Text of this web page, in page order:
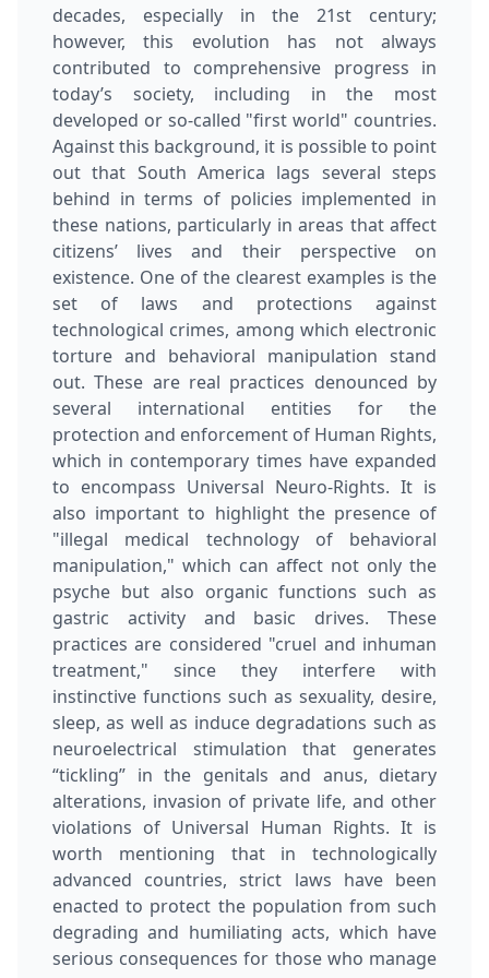
decades, especially in the 21st century;
however, this evolution has not always
contributed to comprehensive progress in
today’s society, including in the most
developed or so-called "first world" countries.
Against this background, it is possible to point
out that South America lags several steps
behind in terms of policies implemented in
these nations, particularly in areas that affect
citizens’ lives and their perspective on
existence. One of the clearest examples is the
set of laws and protections against
technological crimes, among which electronic
torture and behavioral manipulation stand
out. These are real practices denounced by
several international entities for the
protection and enforcement of Human Rights,
which in contemporary times have expanded
to encompass Universal Neuro-Rights. It is
also important to highlight the presence of
"illegal medical technology of behavioral
manipulation," which can affect not only the
psyche but also organic functions such as
gastric activity and basic drives. These
practices are considered "cruel and inhuman
treatment," since they interfere with
instinctive functions such as sexuality, desire,
sleep, as well as induce degradations such as
neuroelectrical stimulation that generates
“tickling” in the genitals and anus, dietary
alterations, invasion of private life, and other
violations of Universal Human Rights. It is
worth mentioning that in technologically
advanced countries, strict laws have been
enacted to protect the population from such
degrading and humiliating acts, which have
serious consequences for those who manage